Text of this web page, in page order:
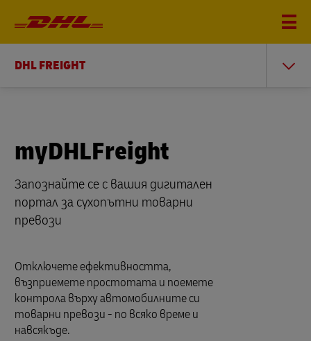
DHL FREIGHT
myDHLFreight
Запознайте се с вашия дигитален
портал за сухопътни товарни
превози
Отключете ефективността,
възприемете простотата и поемете
контрола върху автомобилните си
товарни превози - по всяко време и
навсякъде.